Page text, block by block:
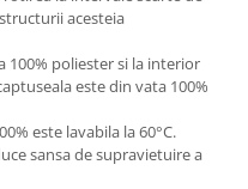
acesteia
poliester si la interior
este din vata 100%
este lavabila la 60°C.
sansa de supravietuire a